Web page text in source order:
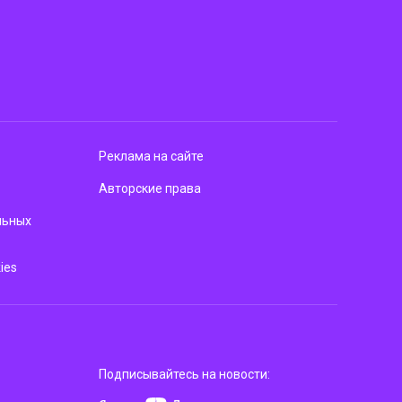
Реклама на сайте
Авторские права
Подписывайтесь на новости: